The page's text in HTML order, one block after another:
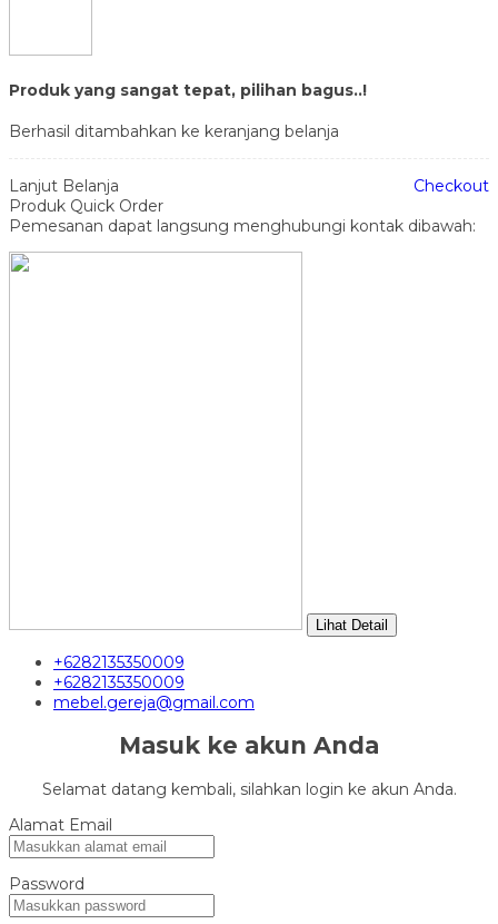
Produk yang sangat tepat, pilihan bagus..!
Berhasil ditambahkan ke keranjang belanja
Lanjut Belanja
Checkout
Produk Quick Order
Pemesanan dapat langsung menghubungi kontak dibawah:
Lihat Detail
+6282135350009
+6282135350009
mebel.gereja@gmail.com
Masuk ke akun Anda
Selamat datang kembali, silahkan login ke akun Anda.
Alamat Email
Password